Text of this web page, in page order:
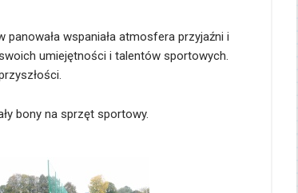
wspaniała atmosfera przyjaźni i
umiejętności i talentów sportowych.
bony na sprzęt sportowy.